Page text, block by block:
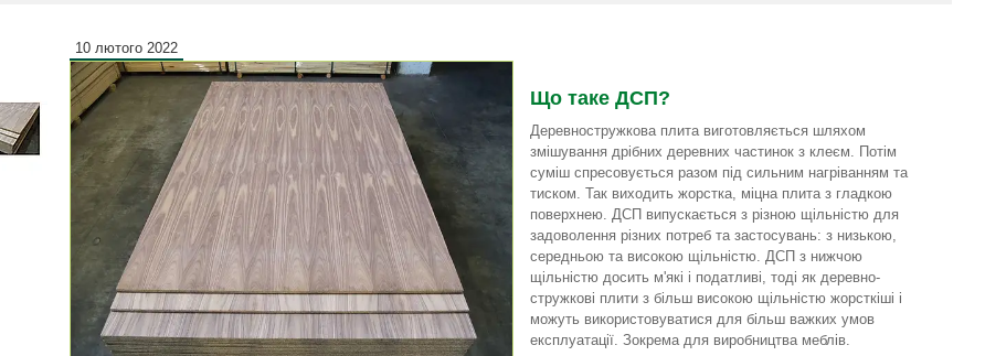
10 лютого 2022
Що таке ДСП?
Деревностружкова плита виготовляється шляхом
змішування дрібних деревних частинок з клеєм. Потім
суміш спресовується разом під сильним нагріванням та
тиском. Так виходить жорстка, міцна плита з гладкою
поверхнею. ДСП випускається з різною щільністю для
задоволення різних потреб та застосувань: з низькою,
середньою та високою щільністю. ДСП з нижчою
щільністю досить м'які і податливі, тоді як деревно-
стружкові плити з більш високою щільністю жорсткіші і
можуть використовуватися для більш важких умов
експлуатації. Зокрема для виробництва меблів.